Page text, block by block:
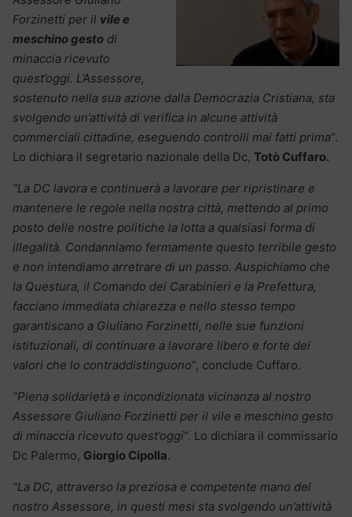
Forzinetti per il vile e
meschino gesto di
minaccia ricevuto
quest’oggi. L’Assessore,
sostenuto nella sua azione dalla Democrazia Cristiana, sta
svolgendo un’attività di verifica in alcune attività
commerciali cittadine, eseguendo controlli mai fatti prima“.
Lo dichiara il segretario nazionale della Dc, Totò Cuffaro.
“La DC lavora e continuerà a lavorare per ripristinare e
mantenere le regole nella nostra città, mettendo al primo
posto delle nostre politiche la lotta a qualsiasi forma di
illegalità. Condanniamo fermamente questo terribile gesto
e non intendiamo arretrare di un passo. Auspichiamo che
la Questura, il Comando dei Carabinieri e la Prefettura,
facciano immediata chiarezza e nello stesso tempo
garantiscano a Giuliano Forzinetti, nelle sue funzioni
istituzionali, di continuare a lavorare libero e forte dei
valori che lo contraddistinguono“, conclude Cuffaro.
“Piena solidarietà e incondizionata vicinanza al nostro
Assessore Giuliano Forzinetti per il vile e meschino gesto
di minaccia ricevuto quest’oggi“. Lo dichiara il commissario
Dc Palermo, Giorgio Cipolla.
“La DC, attraverso la preziosa e competente mano del
nostro Assessore, in questi mesi sta svolgendo un’attività